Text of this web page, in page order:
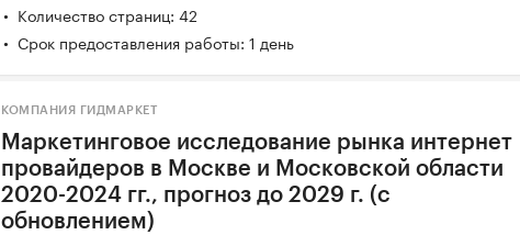
Количество страниц: 42
Срок предоставления работы: 1 день
КОМПАНИЯ ГИДМАРКЕТ
Маркетинговое исследование рынка интернет
провайдеров в Москве и Московской области
2020-2024 гг., прогноз до 2029 г. (с
обновлением)